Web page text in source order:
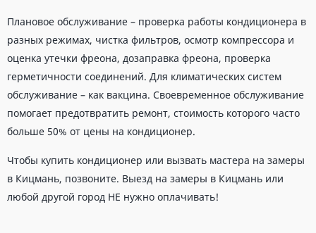
Плановое обслуживание – проверка работы кондиционера в
разных режимах, чистка фильтров, осмотр компрессора и
оценка утечки фреона, дозаправка фреона, проверка
герметичности соединений. Для климатических систем
обслуживание – как вакцина. Своевременное обслуживание
помогает предотвратить ремонт, стоимость которого часто
больше 50% от цены на кондиционер.
Чтобы купить кондиционер или вызвать мастера на замеры
в Кицмань, позвоните. Выезд на замеры в Кицмань или
любой другой город НЕ нужно оплачивать!